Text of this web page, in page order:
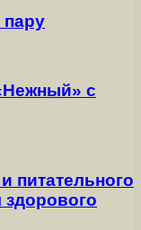
пару
с
питательного